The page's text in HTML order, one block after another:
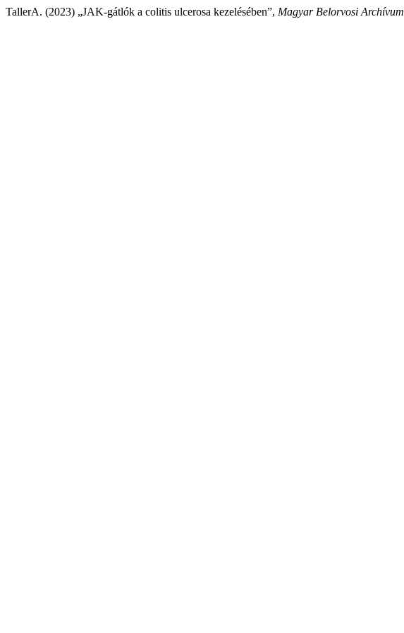
TallerA. (2023) „JAK-gátlók a colitis ulcerosa kezelésében”, Magyar Belorvosi Archívum